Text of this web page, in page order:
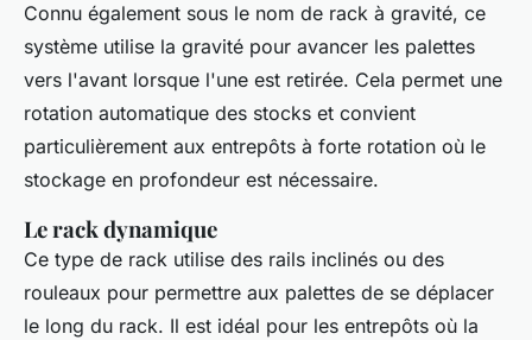
Connu également sous le nom de rack à gravité, ce
système utilise la gravité pour avancer les palettes
vers l'avant lorsque l'une est retirée. Cela permet une
rotation automatique des stocks et convient
particulièrement aux entrepôts à forte rotation où le
stockage en profondeur est nécessaire.
Le rack dynamique
Ce type de rack utilise des rails inclinés ou des
rouleaux pour permettre aux palettes de se déplacer
le long du rack. Il est idéal pour les entrepôts où la